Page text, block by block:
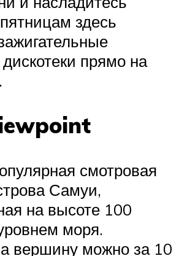
здесь
прямо на
смотровая
Самуи,
на высоте 100
моря.
вершину можно за 10